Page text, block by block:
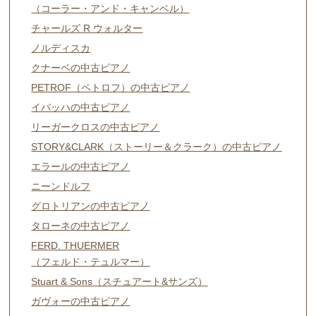
（コーラー・アンド・キャンベル）
チャールズ R ウォルター
ノルディスカ
クナーベの中古ピアノ
PETROF（ペトロフ）の中古ピアノ
イバッハの中古ピアノ
リーガークロスの中古ピアノ
STORY&CLARK（ストーリー＆クラーク）の中古ピアノ
エラールの中古ピアノ
ニーンドルフ
グロトリアンの中古ピアノ
タローネの中古ピアノ
FERD. THUERMER
（フェルド・テュルマー）
Stuart & Sons（スチュアート&サンズ）
ガヴォーの中古ピアノ